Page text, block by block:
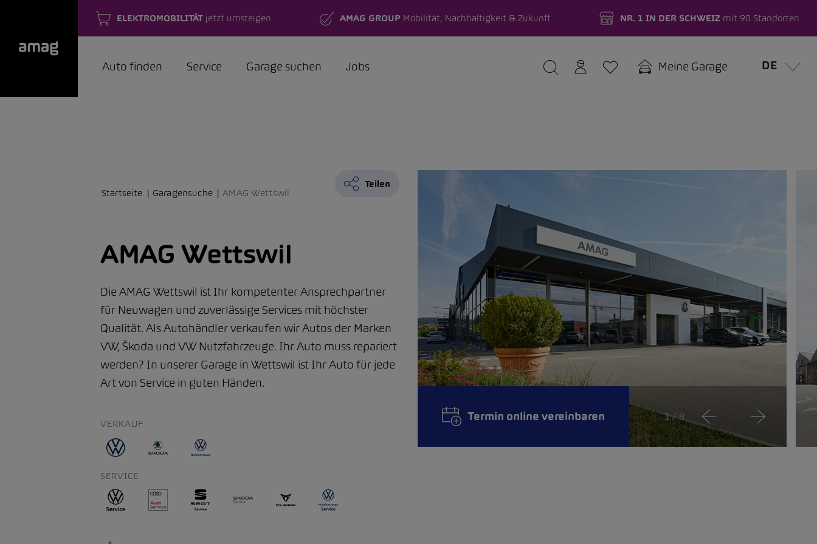
ELEKTROMOBILITÄTjetzt umsteigen AMAG GROUP Mobilität, Nachhaltigkeit & Zukunft NR. 1 IN DER SCHWEIZmit 90 Standorten
Auto finden Service Garage suchen Jobs Meine Garage DE
Startseite Garagensuche AMAG Wettswil
Teilen
AMAG Wettswil
Die AMAG Wettswil ist Ihr kompetenter Ansprechpartner
für Neuwagen und zuverlässige Services mit höchster
Qualität. Als Autohändler verkaufen wir Autos der Marken
VW, Škoda und VW Nutzfahrzeuge. Ihr Auto muss repariert
werden? In unserer Garage in Wettswil ist Ihr Auto für jede
Art von Service in guten Händen.
VERKAUF
SERVICE
Termin online vereinbaren 1 / 8